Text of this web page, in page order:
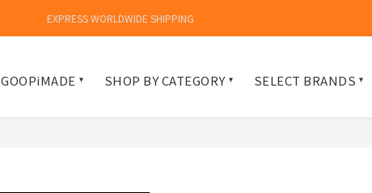
EXPRESS WORLDWIDE SHIPPING
GOOPiMADE SHOP BY CATEGORY SELECT BRANDS